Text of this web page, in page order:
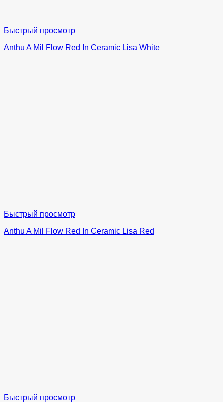
Быстрый просмотр
Anthu A Mil Flow Red In Ceramic Lisa White
Быстрый просмотр
Anthu A Mil Flow Red In Ceramic Lisa Red
Быстрый просмотр